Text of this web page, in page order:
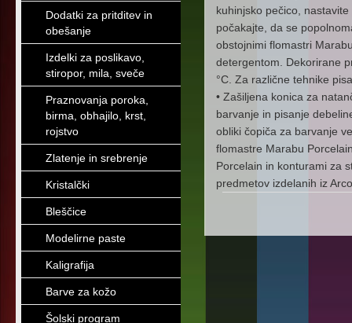
Dodatki za pritditev in
obešanje
Izdelki za poslikavo,
stiropor, mila, sveče
Praznovanja poroka,
birma, obhajilo, krst,
rojstvo
Zlatenje in srebrenje
Kristalčki
Bleščice
Modelirne paste
Kaligrafija
Barve za kožo
Šolski program
kuhinjsko pečico,
počakajte, da se
obstojnimi flomastri
detergentom. Dekorirane
°C. Za različne tehnike
• Zašiljena konica za
barvanje in pisanje
obliki čopiča za barvanje
flomastre Marabu
Porcelain in konturami za
predmetov izdelanih iz